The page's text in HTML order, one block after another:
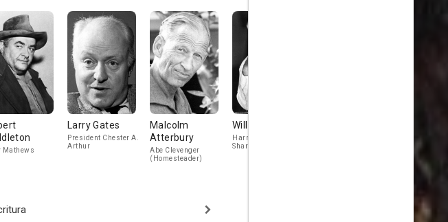
Mathews
Larry Gates
President Chester A.
Arthur
Malcolm
Atterbury
Abe Clevenger
(Homesteader)
William Windom
Harry Travers -
Sharleen's Brother